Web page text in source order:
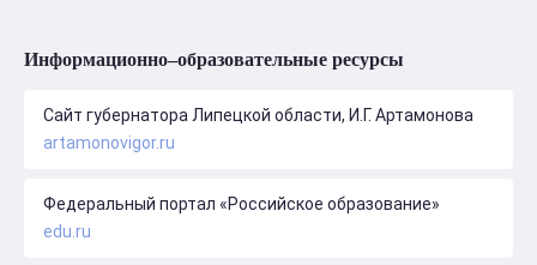
Информационно–образовательные ресурсы
Сайт губернатора Липецкой области, И.Г. Артамонова
artamonovigor.ru
Федеральный портал «Российское образование»
edu.ru